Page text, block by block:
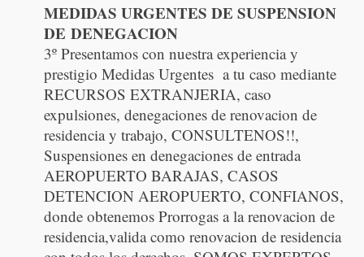
MEDIDAS URGENTES DE SUSPENSION
DE DENEGACION
3º Presentamos con nuestra experiencia y
prestigio Medidas Urgentes a tu caso mediante
RECURSOS EXTRANJERIA, caso
expulsiones, denegaciones de renovacion de
residencia y trabajo, CONSULTENOS!!,
Suspensiones en denegaciones de entrada
AEROPUERTO BARAJAS, CASOS
DETENCION AEROPUERTO, CONFIANOS,
donde obtenemos Prorrogas a la renovacion de
residencia,valida como renovacion de residencia